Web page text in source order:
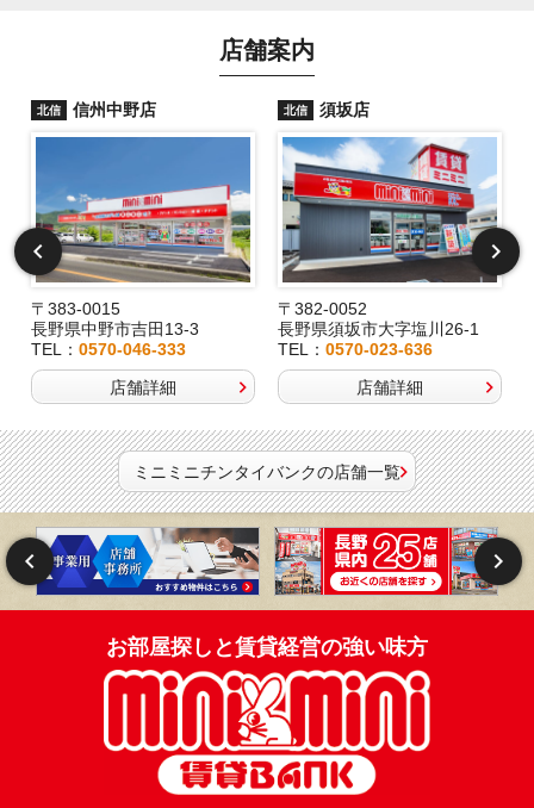
店舗案内
北信 信州中野店
〒383-0015
長野県中野市吉田13-3
TEL： 0570-046-333
店舗詳細
北信 須坂店
〒382-0052
長野県須坂市大字塩川26-1
TEL：0570-023-636
店舗詳細
ミニミニチンタイバンクの店舗一覧
お部屋探しと賃貸経営の強い味方